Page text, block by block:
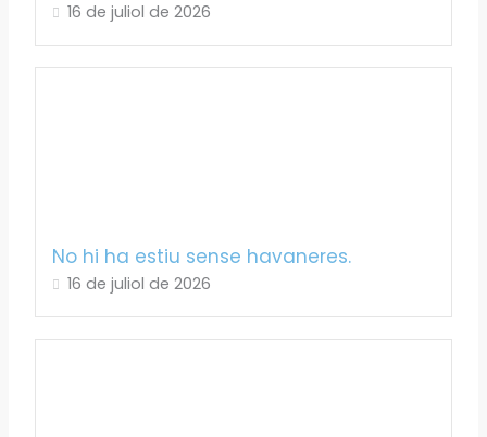
16 de juliol de 2026
No hi ha estiu sense havaneres.
16 de juliol de 2026